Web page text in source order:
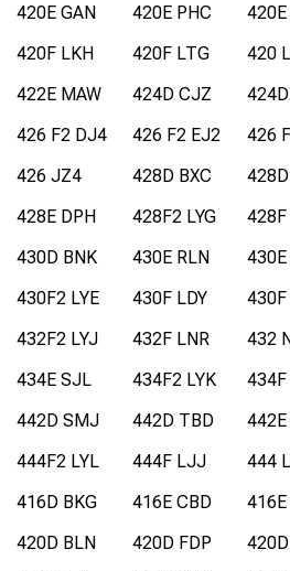
420E GAN
420E PHC 420E
420F LKH
420F LTG 420
422E MAW
424D CJZ 424D
426 F2 DJ4
426 F2 EJ2 426
426 JZ4
428D BXC
428E DPH
428F2 LYG
430D BNK
430E RLN
430F2 LYE
430F LDY
432F2 LYJ
432F LNR 432
434E SJL
434F2 LYK
442D SMJ
442D TBD 442E
444F2 LYL
444F LJJ 444
416D BKG
416E CBD
420D BLN
420D FDP